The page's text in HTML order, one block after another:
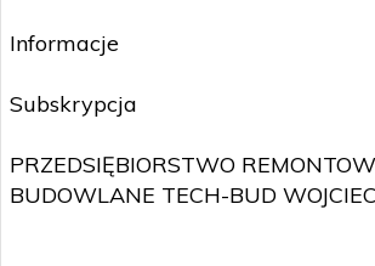
Informacje
Subskrypcja
PRZEDSIĘBIORSTWO
BUDOWLANE TECH-BUD